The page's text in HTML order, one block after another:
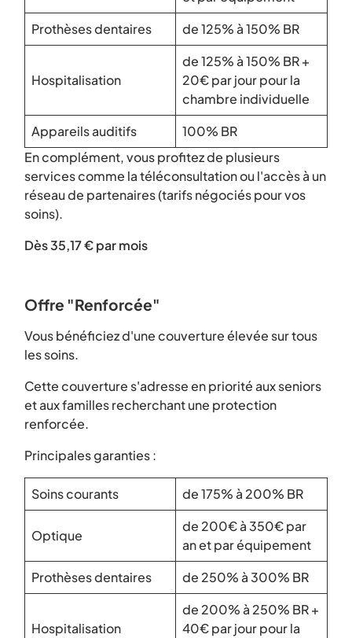
Prothèses dentaires
de 125% à 150% BR
Hospitalisation
de 125% à 150% BR +
20€ par jour pour la
chambre individuelle
Appareils auditifs
100% BR
En complément, vous profitez de plusieurs
services comme la téléconsultation ou l'accès à un
réseau de partenaires (tarifs négociés pour vos
soins).
Dès 35,17 € par mois
Offre "Renforcée"
Vous bénéficiez d'une couverture élevée sur tous
les soins.
Cette couverture s'adresse en priorité aux seniors
et aux familles recherchant une protection
renforcée.
Principales garanties :
Soins courants de 175% à 200% BR
Optique
de 200€ à 350€ par
an et par équipement
Prothèses dentaires
de 250% à 300% BR
Hospitalisation
de 200% à 250% BR +
40€ par jour pour la